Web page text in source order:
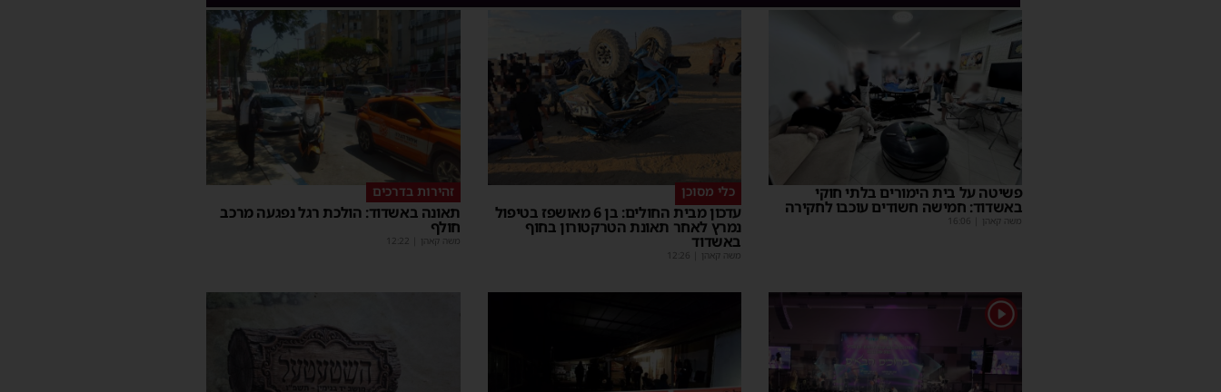
פשיטה על בית הימורים בלתי חוקי
באשדוד: חמישה חשודים עוכבו לחקירה
משה קאהן 16:06
כלי מסוכן
עדכון מבית החולים: בן 6 מאושפז בטיפול
נמרץ לאחר תאונת הטרקטורון בחוף
באשדוד
משה קאהן 12:26
זהירות בדרכים
תאונה באשדוד: הולכת רגל נפגעה מרכב
חולף
משה קאהן 12:22
1